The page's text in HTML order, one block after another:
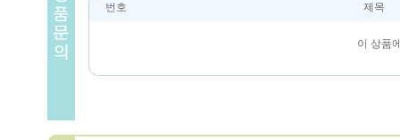
번호 제목
이 상품